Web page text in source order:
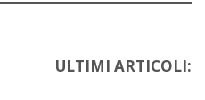
ULTIMI ARTICOLI: